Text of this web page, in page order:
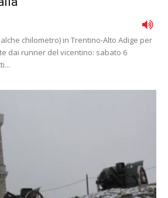
chilometro) in Trentino-Alto Adige per
dai runner del vicentino: sabato 6